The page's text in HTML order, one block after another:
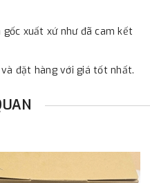
gốc xuất xứ như đã cam kết
đặt hàng với giá tốt nhất.